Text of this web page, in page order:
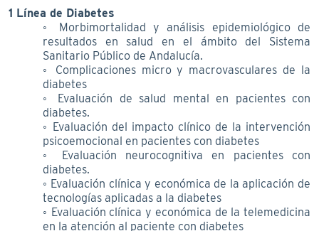
1 Línea de Diabetes
◦ Morbimortalidad y análisis epidemiológico de
resultados en salud en el ámbito del Sistema
Sanitario Público de Andalucía.
◦ Complicaciones micro y macrovasculares de la
diabetes
◦ Evaluación de salud mental en pacientes con
diabetes.
◦ Evaluación del impacto clínico de la intervención
psicoemocional en pacientes con diabetes
◦ Evaluación neurocognitiva en pacientes con
diabetes.
◦ Evaluación clínica y económica de la aplicación de
tecnologías aplicadas a la diabetes
◦ Evaluación clínica y económica de la telemedicina
en la atención al paciente con diabetes